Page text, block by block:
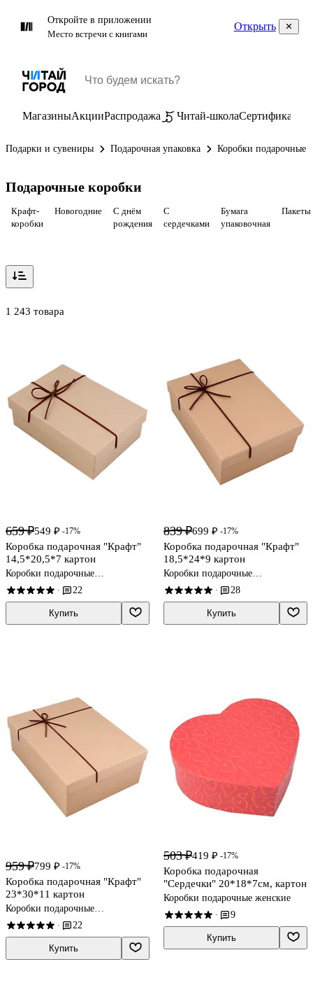
Откройте в приложении
Место встречи с книгами
Открыть
МагазиныАкцииРаспродажа Читай-школаСертификаты
Подарки и сувениры Подарочная упаковка Коробки подарочные
Подарочные коробки
Крафт-
коробки
Новогодние
С днём
рождения
С
сердечками
Бумага
упаковочная
Пакеты
1 243 товара
659 ₽549 ₽ -17%
Коробка подарочная "Крафт"
14,5*20,5*7 картон
Коробки подарочные
универсальные
· 22
Купить
839 ₽699 ₽ -17%
Коробка подарочная "Крафт"
18,5*24*9 картон
Коробки подарочные
универсальные
· 28
Купить
959 ₽799 ₽ -17%
Коробка подарочная "Крафт"
23*30*11 картон
Коробки подарочные
универсальные
· 22
Купить
503 ₽419 ₽ -17%
Коробка подарочная
"Сердечки" 20*18*7см, картон
Коробки подарочные женские
· 9
Купить